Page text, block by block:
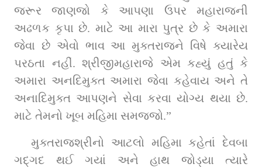
જરૂર જાણજો કે આપણા ઉપર મહારાજની
અઢળક કૃપા છે. માટે આ મારા પુત્ર છે કે અમારા
જેવા છે એવો ભાવ આ મુક્તરાજને વિષે ક્યારેય
પરઠતા નહીં. શ્રીજીમહારાજે એમ કહ્યું હતું કે
અમારા અનદિમુક્ત અમારા જેવા કહેવાય અને તે
અનાદિમુક્ત આપણને સેવા કરવા યોગ્ય થયા છે.
માટે તેમનો ખૂબ મહિમા સમજજો.”
મુક્તરાજશ્રીનો આટલો મહિમા કહેતાં દેવબા
ગદ્‌ગદ થઈ ગયાં અને હાથ જોડ્યા ત્યારે